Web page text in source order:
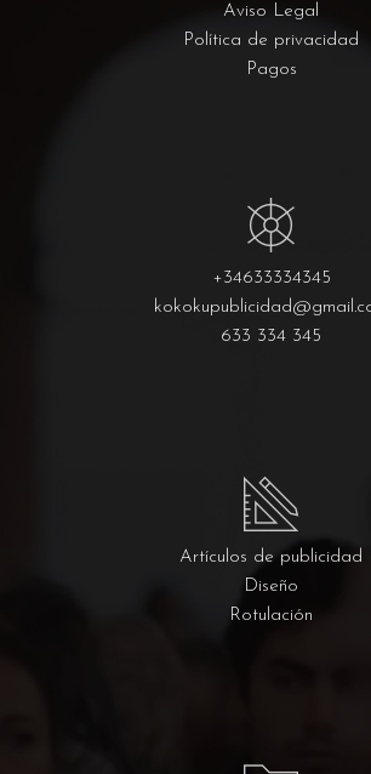
Aviso Legal
Política de privacidad
Pagos
+34633334345
633 334 345
Artículos de publicidad
Diseño
Rotulación